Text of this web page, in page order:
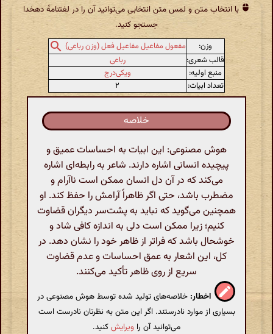
با انتخاب متن و لمس متن انتخابی می‌توانید آن را در لغتنامهٔ دهخدا
جستجو کنید.
وزن:
مفعول مفاعیل مفاعیل فعل (وزن رباعی)
قالب شعری:
رباعی
منبع اولیه:
ویکی‌درج
تعداد ابیات:
۲
خلاصه
هوش مصنوعی: این ابیات به احساسات عمیق و
پیچیده انسانی اشاره دارند. شاعر به رابطه‌ای اشاره
می‌کند که در آن دل انسان ممکن است ناآرام و
مضطرب باشد، حتی اگر ظاهراً آرامش را حفظ کند. او
همچنین می‌گوید که نباید به پشت‌سر دیگران قضاوت
کنیم؛ زیرا ممکن است دلی به اندازه کافی شاد و
خوشحال باشد که فراتر از ظاهر خود را نشان دهد. در
کل، این اشعار به عمق احساسات و عدم قضاوت
سریع از روی ظاهر تأکید می‌کنند.
اخطار: خلاصه‌های تولید شده توسط هوش مصنوعی در
بسیاری از موارد نادرستند. اگر این متن به نظرتان نادرست است
می‌توانید آن را ویرایشکنید.